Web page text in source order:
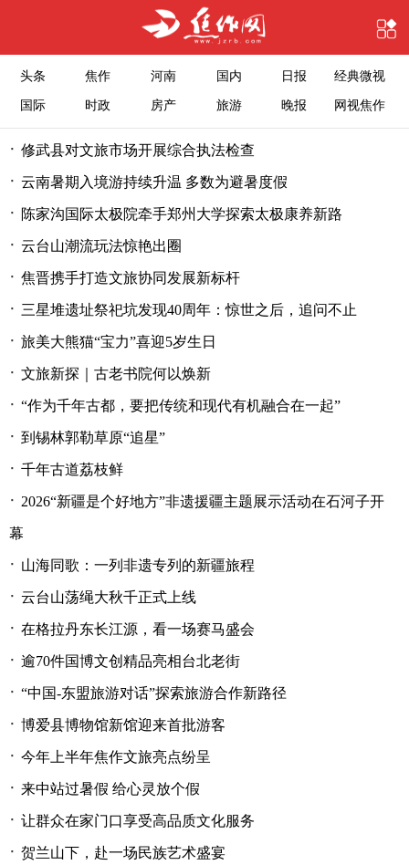
头条 焦作 河南 国内 日报 经典微视
国际 时政 房产 旅游 晚报 网视焦作
· 修武县对文旅市场开展综合执法检查
· 云南暑期入境游持续升温 多数为避暑度假
· 陈家沟国际太极院牵手郑州大学探索太极康养新路
· 云台山潮流玩法惊艳出圈
· 焦晋携手打造文旅协同发展新标杆
· 三星堆遗址祭祀坑发现40周年：惊世之后，追问不止
· 旅美大熊猫“宝力”喜迎5岁生日
· 文旅新探｜古老书院何以焕新
· “作为千年古都，要把传统和现代有机融合在一起”
· 到锡林郭勒草原“追星”
· 千年古道荔枝鲜
· 2026“新疆是个好地方”非遗援疆主题展示活动在石河子开
幕
· 山海同歌：一列非遗专列的新疆旅程
· 云台山荡绳大秋千正式上线
· 在格拉丹东长江源，看一场赛马盛会
· 逾70件国博文创精品亮相台北老街
· “中国-东盟旅游对话”探索旅游合作新路径
· 博爱县博物馆新馆迎来首批游客
· 今年上半年焦作文旅亮点纷呈
· 来中站过暑假 给心灵放个假
· 让群众在家门口享受高品质文化服务
· 贺兰山下，赴一场民族艺术盛宴